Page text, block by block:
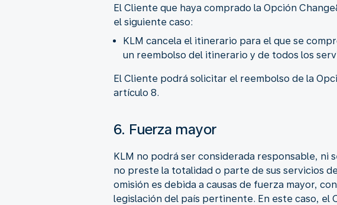
El Cliente que haya comprado la Opción
el siguiente caso:
KLM cancela el itinerario para el que se
un reembolso del itinerario y de todos los
El Cliente podrá solicitar el reembolso de la
artículo 8.
6. Fuerza mayor
KLM no podrá ser considerada responsable, ni
no preste la totalidad o parte de sus servicios
omisión es debida a causas de fuerza mayor,
legislación del país pertinente. En este caso, el